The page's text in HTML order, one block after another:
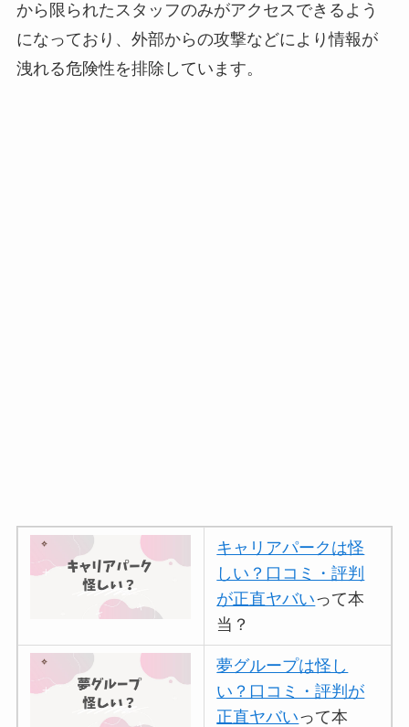
から限られたスタッフのみがアクセスできるよう
になっており、外部からの攻撃などにより情報が
洩れる危険性を排除しています。
キャリアパークは怪
しい？口コミ・評判
が正直ヤバいって本
当？
夢グループは怪し
い？口コミ・評判が
正直ヤバいって本